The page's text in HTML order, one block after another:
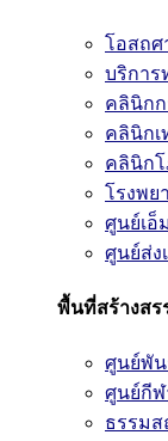
โอสถศ
บริการ
คลินิก
คลินิก
คลินิก
โรงพย
ศูนย์เอ็
ศูนย์ส่ง
พื้นที่สร้างสร
ศูนย์พัน
ศูนย์กี
ธรรม